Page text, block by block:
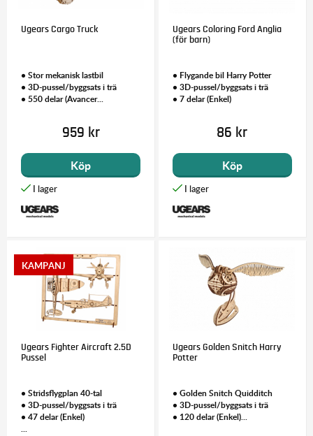
Ugears Cargo Truck
• Stor mekanisk lastbil
• 3D-pussel/byggsats i trä
• 550 delar (Avancer...
959 kr
Köp
Ugears Coloring Ford Anglia
(för barn)
• Flygande bil Harry Potter
• 3D-pussel/byggsats i trä
• 7 delar (Enkel)
86 kr
Köp
Ugears Fighter Aircraft 2.5D
Pussel
• Stridsflygplan 40-tal
• 3D-pussel/byggsats i trä
• 47 delar (Enkel)
...
Ugears Golden Snitch Harry
Potter
• Golden Snitch Quidditch
• 3D-pussel/byggsats i trä
• 120 delar (Enkel)...